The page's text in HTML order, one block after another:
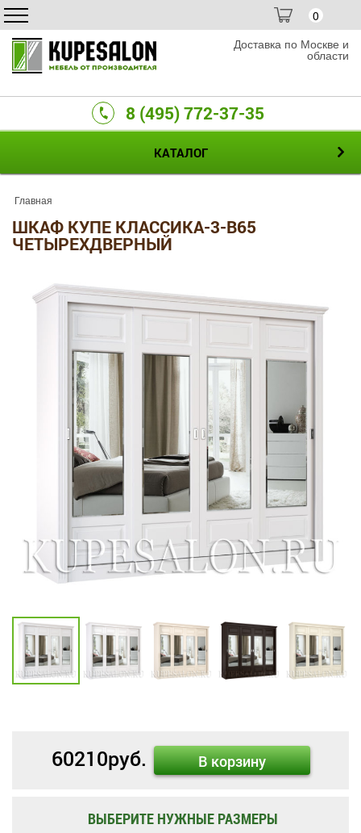
0
Доставка по Москве и
области
8 (495) 772-37-35
КАТАЛОГ
Главная
ШКАФ КУПЕ КЛАССИКА-3-В65
ЧЕТЫРЕХДВЕРНЫЙ
60210руб. В корзину
ВЫБЕРИТЕ НУЖНЫЕ РАЗМЕРЫ